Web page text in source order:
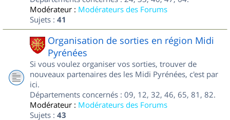
Modérateur : Modérateurs des Forums
Sujets : 41
Organisation de sorties en région Midi
Pyrénées
Si vous voulez organiser vos sorties, trouver de
nouveaux partenaires des les Midi Pyrénées, c'est par
ici.
Départements concernés : 09, 12, 32, 46, 65, 81, 82.
Modérateur : Modérateurs des Forums
Sujets : 43